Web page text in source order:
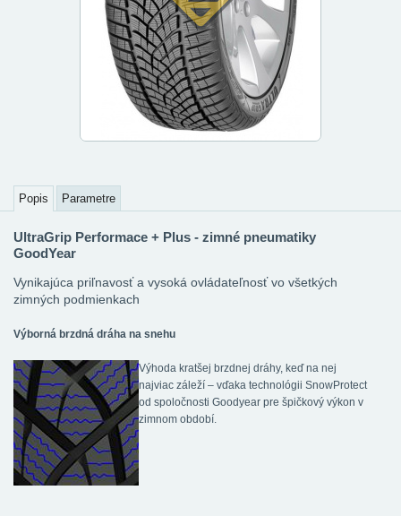
Popis Parametre
UltraGrip Performace + Plus - zimné pneumatiky
GoodYear
Vynikajúca priľnavosť a vysoká ovládateľnosť vo všetkých
zimných podmienkach
Výborná brzdná dráha na snehu
Výhoda kratšej brzdnej dráhy, keď na nej
najviac záleží – vďaka technológii SnowProtect
od spoločnosti Goodyear pre špičkový výkon v
zimnom období.